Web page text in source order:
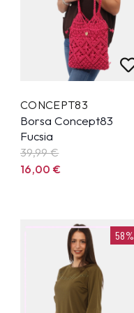
CONCEPT83
Borsa Concept83
Fucsia
39,99€
16,00€
58%